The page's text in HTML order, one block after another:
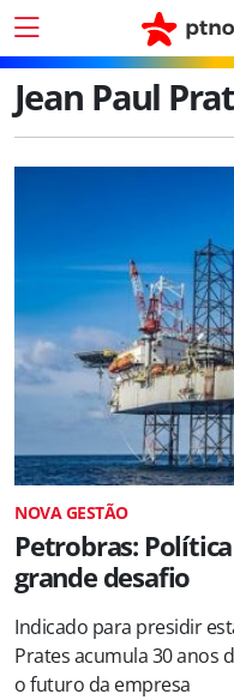
Jean Paul
NOVA GESTÃO
Petrobras:
grande desafio
Indicado para presidir
Prates acumula 30 anos
o futuro da empresa